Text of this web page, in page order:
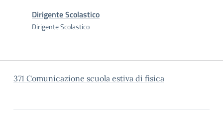
Dirigente Scolastico
Dirigente Scolastico
371 Comunicazione scuola estiva di fisica